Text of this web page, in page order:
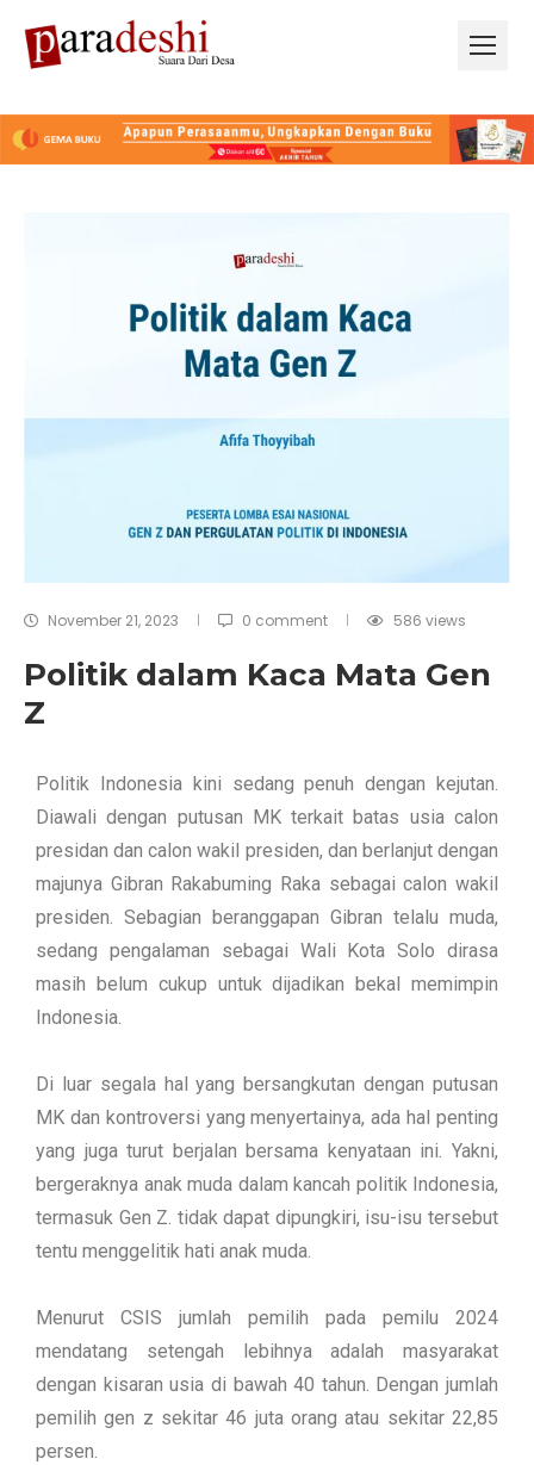
November 21, 2023 0 comment 586 views
Politik dalam Kaca Mata Gen
Z
Politik Indonesia kini sedang penuh dengan kejutan.
Diawali dengan putusan MK terkait batas usia calon
presidan dan calon wakil presiden, dan berlanjut dengan
majunya Gibran Rakabuming Raka sebagai calon wakil
presiden. Sebagian beranggapan Gibran telalu muda,
sedang pengalaman sebagai Wali Kota Solo dirasa
masih belum cukup untuk dijadikan bekal memimpin
Indonesia.
Di luar segala hal yang bersangkutan dengan putusan
MK dan kontroversi yang menyertainya, ada hal penting
yang juga turut berjalan bersama kenyataan ini. Yakni,
bergeraknya anak muda dalam kancah politik Indonesia,
termasuk Gen Z. tidak dapat dipungkiri, isu-isu tersebut
tentu menggelitik hati anak muda.
Menurut CSIS jumlah pemilih pada pemilu 2024
mendatang setengah lebihnya adalah masyarakat
dengan kisaran usia di bawah 40 tahun. Dengan jumlah
pemilih gen z sekitar 46 juta orang atau sekitar 22,85
persen.